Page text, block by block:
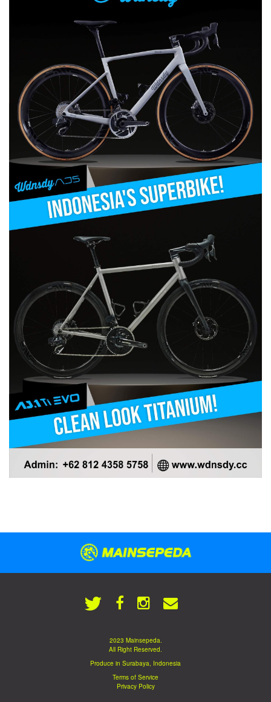
2023 Mainsepeda.
All Right Reserved.
Produce in Surabaya, Indonesia
Terms of Service
Privacy Policy